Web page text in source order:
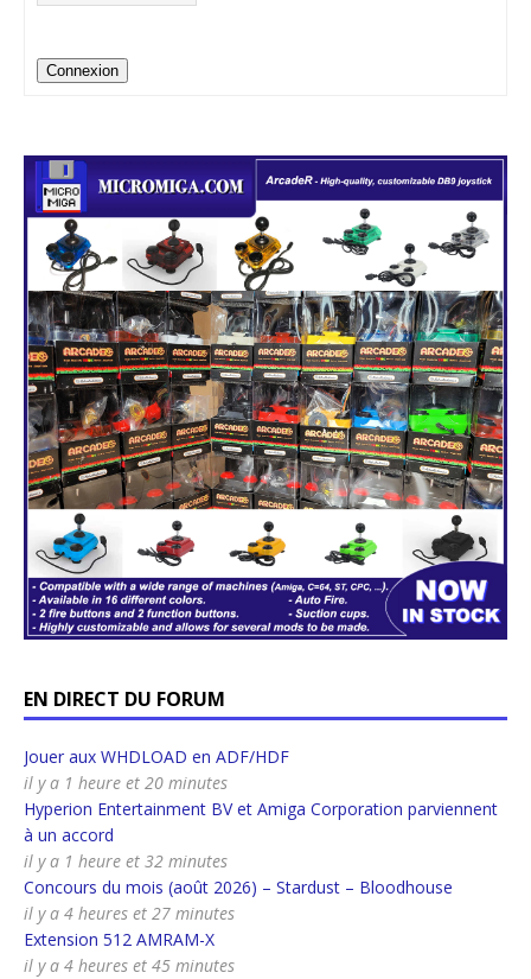
Connexion
EN DIRECT DU FORUM
Jouer aux WHDLOAD en ADF/HDF
il y a 1 heure et 20 minutes
Hyperion Entertainment BV et Amiga Corporation parviennent
à un accord
il y a 1 heure et 32 minutes
Concours du mois (août 2026) – Stardust – Bloodhouse
il y a 4 heures et 27 minutes
Extension 512 AMRAM-X
il y a 4 heures et 45 minutes